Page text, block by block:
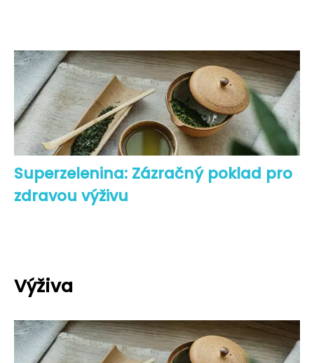
Superzelenina: Zázračný poklad pro
zdravou výživu
Výživa